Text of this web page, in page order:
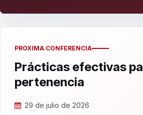
PROXIMA CONFERENCIA
Prácticas efectivas
pertenencia
29 de julio de 2026